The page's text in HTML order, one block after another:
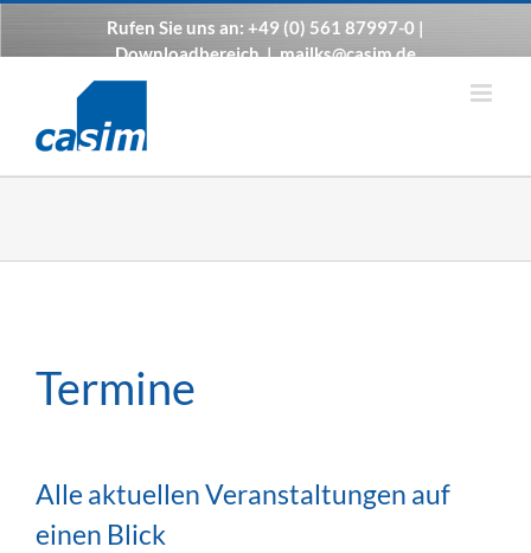
springen
Rufen Sie uns an: +49 (0) 561 87997-0 |
Downloadbereich | mailks@casim.de
Termine
Alle aktuellen Veranstaltungen auf
einen Blick